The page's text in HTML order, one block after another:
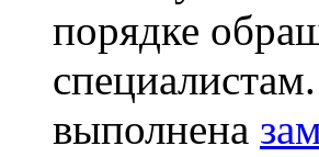
порядке
выполнена